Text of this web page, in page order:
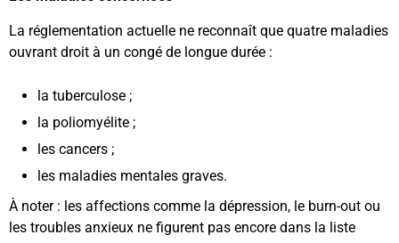
La réglementation actuelle ne reconnaît que quatre maladies
ouvrant droit à un congé de longue durée :
la tuberculose ;
la poliomyélite ;
les cancers ;
les maladies mentales graves.
À noter : les affections comme la dépression, le burn-out ou
les troubles anxieux ne figurent pas encore dans la liste